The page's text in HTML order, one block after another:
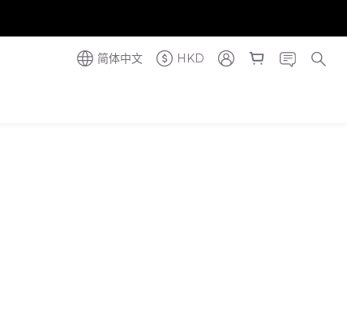
简体中文 HKD